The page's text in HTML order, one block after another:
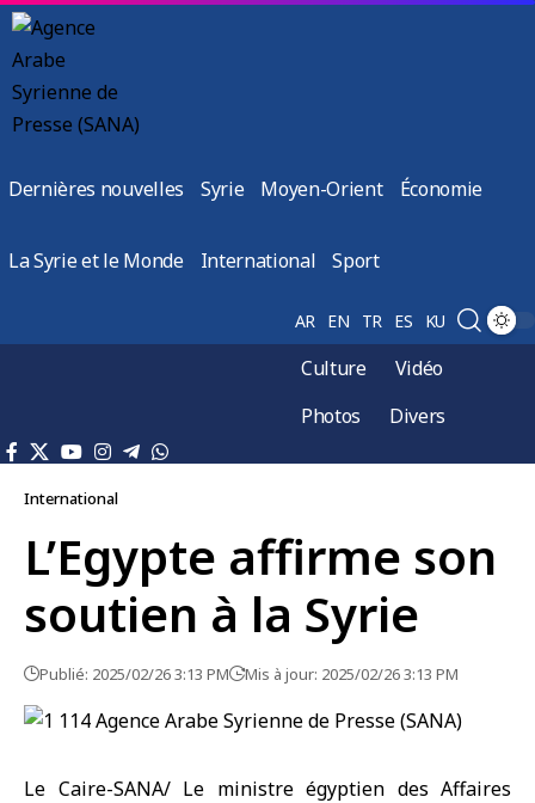
Dernières nouvelles Syrie Moyen-Orient Économie
La Syrie et le Monde International Sport
AR EN TR ES KU
Culture
Vidéo
Photos
Divers
International
L’Egypte affirme son
soutien à la Syrie
Publié: 2025/02/26 3:13 PM Mis à jour: 2025/02/26 3:13 PM
Le Caire-SANA/ Le ministre égyptien des Affaires